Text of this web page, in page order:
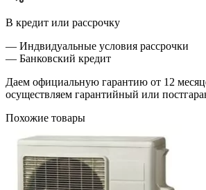
В кредит или рассрочку
— Индвидуальные условия рассрочки
— Банковский кредит
Даем официальную гарантию от 12
осуществляем гарантийный или
Похожие товары